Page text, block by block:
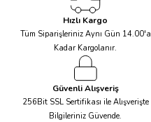
Hızlı Kargo
Tüm Siparişleriniz Aynı Gün 14.00'a
Kadar Kargolanır.
Güvenli Alışveriş
256Bit SSL Sertifikası ile Alışverişte
Bilgileriniz Güvende.